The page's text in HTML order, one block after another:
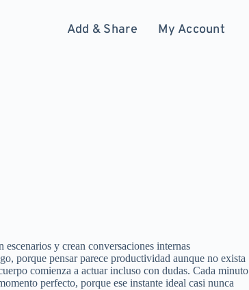
Add & Share My Account
y crean conversaciones internas
porque pensar parece productividad aunque no exista
comienza a actuar incluso con dudas. Cada minuto
perfecto, porque ese instante ideal casi nunca